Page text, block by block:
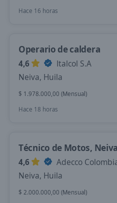
Hace 16 horas
Operario de caldera
4,6
Italcol S.A
Neiva, Huila
$ 1.978.000,00 (Mensual)
Hace 18 horas
Técnico de Motos, Neiva
4,6
Adecco
Neiva, Huila
$ 2.000.000,00 (Mensual)